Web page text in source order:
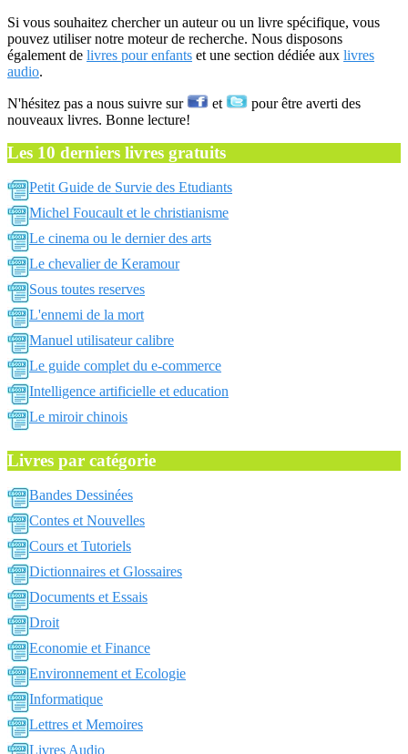
Si vous souhaitez chercher un auteur ou un livre spécifique, vous
pouvez utiliser notre moteur de recherche. Nous disposons
également de livres pour enfants et une section dédiée aux livres
audio.
N'hésitez pas a nous suivre sur et
pour être averti des
nouveaux livres. Bonne lecture!
Les 10 derniers livres gratuits
Petit Guide de Survie des Etudiants
Michel Foucault et le christianisme
Le cinema ou le dernier des arts
Le chevalier de Keramour
Sous toutes reserves
L'ennemi de la mort
Manuel utilisateur calibre
Le guide complet du e-commerce
Intelligence artificielle et education
Le miroir chinois
Livres par catégorie
Bandes Dessinées
Contes et Nouvelles
Cours et Tutoriels
Dictionnaires et Glossaires
Documents et Essais
Droit
Economie et Finance
Environnement et Ecologie
Informatique
Lettres et Memoires
Livres Audio